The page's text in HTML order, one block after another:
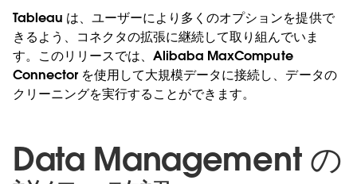
Tableau は、ユーザーにより多くのオプションを提供で
きるよう、コネクタの拡張に継続して取り組んでいま
す。このリリースでは、Alibaba MaxCompute
Connector を使用して大規模データに接続し、データの
クリーニングを実行することができます。
Data Management の